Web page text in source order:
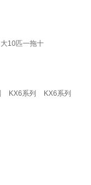
大10匹一拖十
KX6系列 KX6系列